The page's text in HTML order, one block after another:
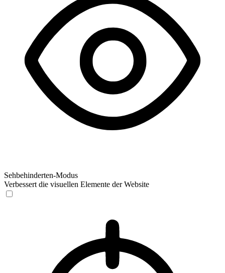
Sehbehinderten-Modus
Verbessert die visuellen Elemente der Website